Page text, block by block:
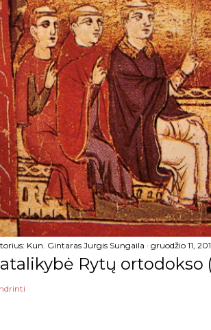
Kun. Gintaras Jurgis Sungaila gruodžio 11,
Rytų ortodokso